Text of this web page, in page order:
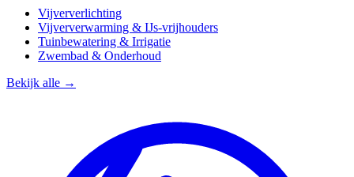
Vijververlichting
Vijververwarming & IJs-vrijhouders
Tuinbewatering & Irrigatie
Zwembad & Onderhoud
Bekijk alle →